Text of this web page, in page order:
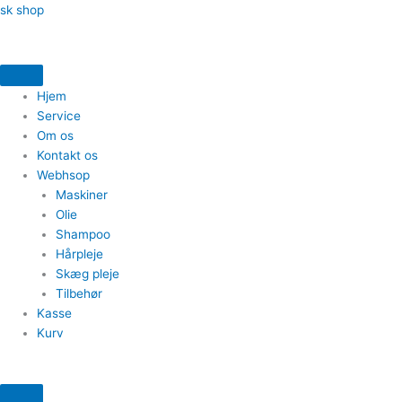
Gå
sk shop
Hjem
Service
Om os
Kontakt os
Webhsop
Maskiner
Olie
Shampoo
Hårpleje
Skæg pleje
Tilbehør
Kasse
Kurv
Quantity
Menu